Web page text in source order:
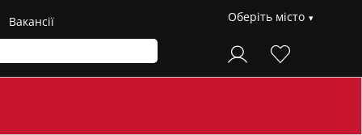
Вакансії Оберіть місто